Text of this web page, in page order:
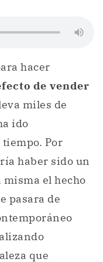
hacer
de vender
miles de
ido
Por
haber sido un
el hecho
pasara de
que